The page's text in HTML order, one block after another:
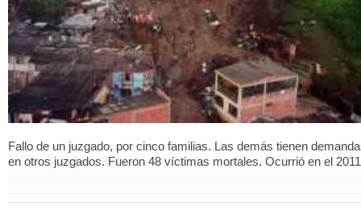
Fallo de un juzgado, por cinco familias. Las demás tienen
en otros juzgados. Fueron 48 víctimas mortales. Ocurrió en el